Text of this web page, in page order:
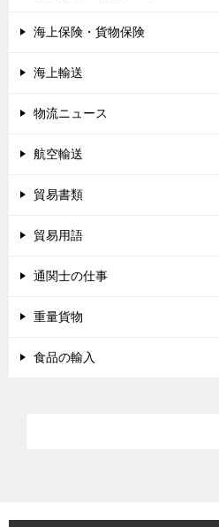
海上保険・貨物保険
海上輸送
物流ニュース
航空輸送
貿易書類
貿易用語
通関士の仕事
重量貨物
食品の輸入